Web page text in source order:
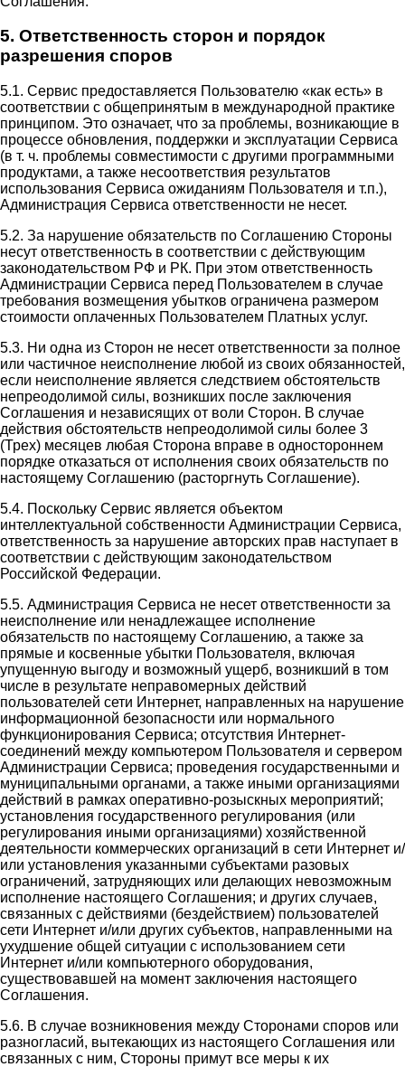
5. Ответственность сторон и порядок
разрешения споров
5.1. Сервис предоставляется Пользователю «как есть» в
соответствии с общепринятым в международной практике
принципом. Это означает, что за проблемы, возникающие в
процессе обновления, поддержки и эксплуатации Сервиса
(в т. ч. проблемы совместимости с другими программными
продуктами, а также несоответствия результатов
использования Сервиса ожиданиям Пользователя и т.п.),
Администрация Сервиса ответственности не несет.
5.2. За нарушение обязательств по Соглашению Стороны
несут ответственность в соответствии с действующим
законодательством РФ и РК. При этом ответственность
Администрации Сервиса перед Пользователем в случае
требования возмещения убытков ограничена размером
стоимости оплаченных Пользователем Платных услуг.
5.3. Ни одна из Сторон не несет ответственности за полное
или частичное неисполнение любой из своих обязанностей,
если неисполнение является следствием обстоятельств
непреодолимой силы, возникших после заключения
Соглашения и независящих от воли Сторон. В случае
действия обстоятельств непреодолимой силы более 3
(Трех) месяцев любая Сторона вправе в одностороннем
порядке отказаться от исполнения своих обязательств по
настоящему Соглашению (расторгнуть Соглашение).
5.4. Поскольку Сервис является объектом
интеллектуальной собственности Администрации Сервиса,
ответственность за нарушение авторских прав наступает в
соответствии с действующим законодательством
Российской Федерации.
5.5. Администрация Сервиса не несет ответственности за
неисполнение или ненадлежащее исполнение
обязательств по настоящему Соглашению, а также за
прямые и косвенные убытки Пользователя, включая
упущенную выгоду и возможный ущерб, возникший в том
числе в результате неправомерных действий
пользователей сети Интернет, направленных на нарушение
информационной безопасности или нормального
функционирования Сервиса; отсутствия Интернет-
соединений между компьютером Пользователя и сервером
Администрации Сервиса; проведения государственными и
муниципальными органами, а также иными организациями
действий в рамках оперативно-розыскных мероприятий;
установления государственного регулирования (или
регулирования иными организациями) хозяйственной
деятельности коммерческих организаций в сети Интернет и/
или установления указанными субъектами разовых
ограничений, затрудняющих или делающих невозможным
исполнение настоящего Соглашения; и других случаев,
связанных с действиями (бездействием) пользователей
сети Интернет и/или других субъектов, направленными на
ухудшение общей ситуации с использованием сети
Интернет и/или компьютерного оборудования,
существовавшей на момент заключения настоящего
Соглашения.
5.6. В случае возникновения между Сторонами споров или
разногласий, вытекающих из настоящего Соглашения или
связанных с ним, Стороны примут все меры к их